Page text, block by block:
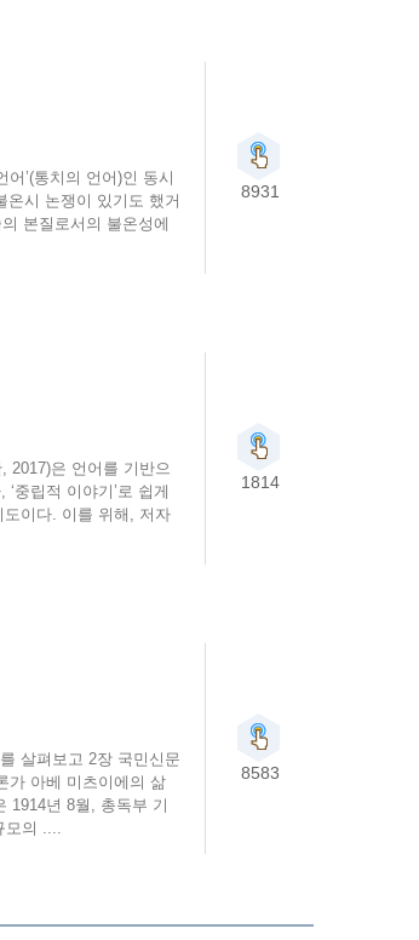
어’(통치의 언어)인 동시
온시 논쟁이 있기도 했거
본질로서의 불온성에
8931
2017)은 언어를 기반으
중립적 이야기’로 쉽게
도이다. 이를 위해, 저자
1814
살펴보고 2장 국민신문
가 아베 미츠이에의 삶
1914년 8월, 총독부 기
모의 ....
8583